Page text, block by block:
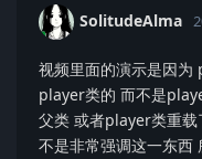
SolitudeAlma
视频里面的演示是因
player类的 而不是
父类 或者player类重
不是非常强调这一东西